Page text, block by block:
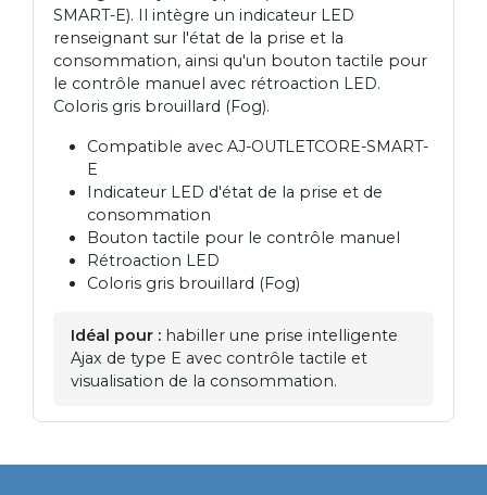
SMART-E). Il intègre un indicateur LED
renseignant sur l'état de la prise et la
consommation, ainsi qu'un bouton tactile pour
le contrôle manuel avec rétroaction LED.
Coloris gris brouillard (Fog).
Compatible avec AJ-OUTLETCORE-SMART-
E
Indicateur LED d'état de la prise et de
consommation
Bouton tactile pour le contrôle manuel
Rétroaction LED
Coloris gris brouillard (Fog)
Idéal pour : habiller une prise intelligente
Ajax de type E avec contrôle tactile et
visualisation de la consommation.